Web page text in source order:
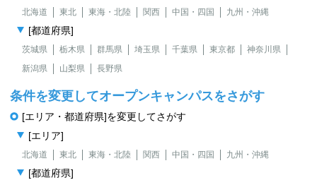
北海道 東北 東海・北陸 関西 中国・四国 九州・沖縄
[都道府県]
茨城県 栃木県 群馬県 埼玉県 千葉県 東京都
神奈川県
新潟県
山梨県 長野県
条件を変更してオープンキャンパスをさがす
[エリア・都道府県]を変更してさがす
[エリア]
北海道 東北 東海・北陸 関西 中国・四国 九州・沖縄
[都道府県]